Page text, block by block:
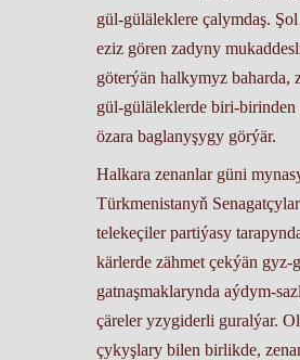
gül-güläleklere çalymdaş. Şol
eziz gören zadyny
göterýän halkymyz baharda,
gül-güläleklerde biri-birinden
özara baglanyşygy görýär.
Halkara zenanlar güni
Türkmenistanyň
telekeçiler partiýasy
kärlerde zähmet çekýän gyz-
gatnaşmaklarynda aýdym-
çäreler yzygiderli guralýar.
çykyşlary bilen birlikde,